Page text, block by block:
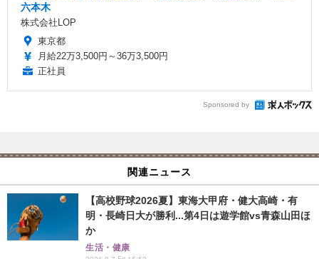
六本木
株式会社LOP
東京都
月給22万3,500円～36万3,500円
正社員
Sponsored by
関連ニュース
【高校野球2026夏】東海大甲府・健大高崎・有
明・長崎日大が勝利...第4日は遊学館vs青森山田ほ
か
生活・健康